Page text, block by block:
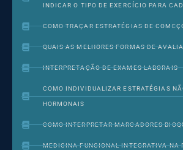
INDICAR O TIPO DE EXERCÍCIO PARA
COMO TRAÇAR ESTRATÉGIAS DE
QUAIS AS MELHORES FORMAS DE
INTERPRETAÇÃO DE EXAMES LABORAIS
COMO INDIVIDUALIZAR ESTRATÉGIAS
HORMONAIS
COMO INTERPRETAR MARCADORES
MEDICINA FUNCIONAL INTEGRATIVA NA